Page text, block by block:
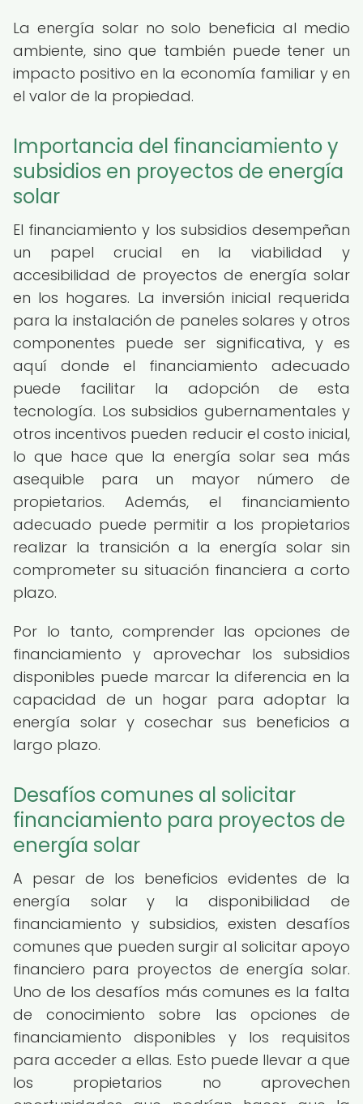
La energía solar no solo beneficia al medio
ambiente, sino que también puede tener un
impacto positivo en la economía familiar y en
el valor de la propiedad.
Importancia del financiamiento y
subsidios en proyectos de energía
solar
El financiamiento y los subsidios desempeñan
un papel crucial en la viabilidad y
accesibilidad de proyectos de energía solar
en los hogares. La inversión inicial requerida
para la instalación de paneles solares y otros
componentes puede ser significativa, y es
aquí donde el financiamiento adecuado
puede facilitar la adopción de esta
tecnología. Los subsidios gubernamentales y
otros incentivos pueden reducir el costo inicial,
lo que hace que la energía solar sea más
asequible para un mayor número de
propietarios. Además, el financiamiento
adecuado puede permitir a los propietarios
realizar la transición a la energía solar sin
comprometer su situación financiera a corto
plazo.
Por lo tanto, comprender las opciones de
financiamiento y aprovechar los subsidios
disponibles puede marcar la diferencia en la
capacidad de un hogar para adoptar la
energía solar y cosechar sus beneficios a
largo plazo.
Desafíos comunes al solicitar
financiamiento para proyectos de
energía solar
A pesar de los beneficios evidentes de la
energía solar y la disponibilidad de
financiamiento y subsidios, existen desafíos
comunes que pueden surgir al solicitar apoyo
financiero para proyectos de energía solar.
Uno de los desafíos más comunes es la falta
de conocimiento sobre las opciones de
financiamiento disponibles y los requisitos
para acceder a ellas. Esto puede llevar a que
los propietarios no aprovechen